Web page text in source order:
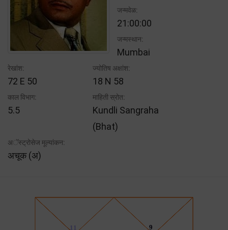
जन्मवेळ:
21:00:00
जन्मस्थान:
Mumbai
रेखांश:
72 E 50
ज्योतिष अक्षांश:
18 N 58
काल विभाग:
5.5
माहिती स्रोत:
Kundli Sangraha
(Bhat)
अॅस्ट्रोसेज मूल्यांकन:
अचूक (अ)